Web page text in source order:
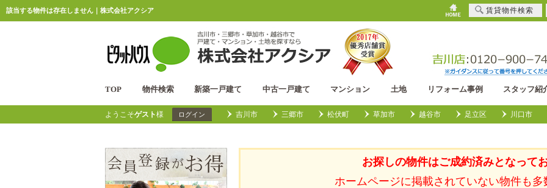
該当する物件は存在しません｜株式会社アクシア
TOP 物件検索 新築一戸建て 中古一戸建て マンション 土地 リフォーム事例 スタッフ紹
ようこそゲスト様 ログイン 吉川市 三郷市 松伏町 草加市 越谷市 足立区 川口市
お探しの物件はご成約済みとなってお
ホームページに掲載されていない物件も多
賃貸物件検索